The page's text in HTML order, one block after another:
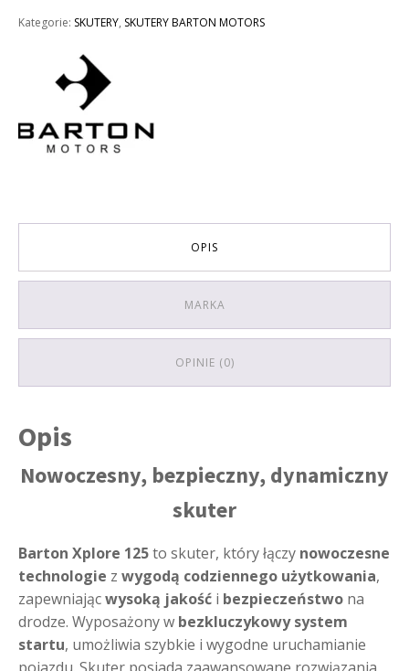
Kategorie: SKUTERY, SKUTERY BARTON MOTORS
OPIS
MARKA
OPINIE (0)
Opis
Nowoczesny, bezpieczny, dynamiczny
skuter
Barton Xplore 125to skuter, który łączy nowoczesne
technologie z wygodą codziennego użytkowania,
zapewniającwysoką jakość i bezpieczeństwo na
drodze. Wyposażony w bezkluczykowy system
startu, umożliwia szybkie i wygodne uruchamianie